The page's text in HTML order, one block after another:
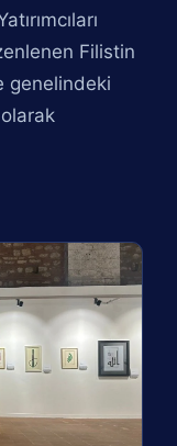
Filistin
genelindeki